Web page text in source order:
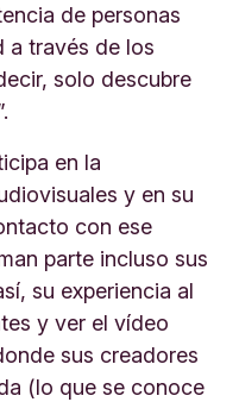
de personas
a través de los
solo descubre
en la
y en su
con ese
parte incluso sus
su experiencia al
y ver el vídeo
sus creadores
(lo que se conoce